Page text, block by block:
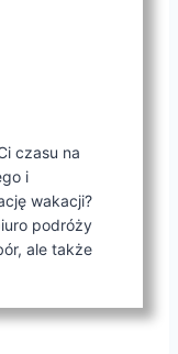
czasu na
i
wakacji?
podróży
ale także